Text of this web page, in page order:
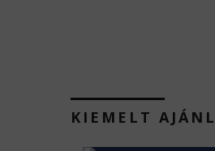
KIEMELT